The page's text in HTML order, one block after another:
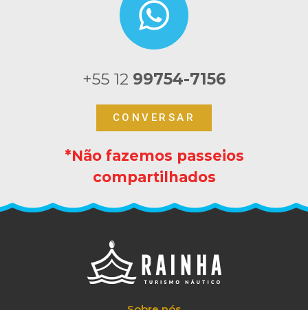
+55 12 99754-7156
CONVERSAR
*Não fazemos passeios
compartilhados